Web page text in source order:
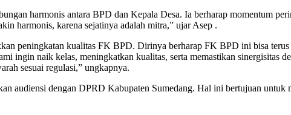
harmonis antara BPD dan Kepala Desa. Ia berharap momentum
harmonis, karena sejatinya adalah mitra,” ujar Asep .
peningkatan kualitas FK BPD. Dirinya berharap FK BPD ini bisa
ingin naik kelas, meningkatkan kualitas, serta memastikan sinergisitas
sesuai regulasi,” ungkapnya.
audiensi dengan DPRD Kabupaten Sumedang. Hal ini bertujuan untuk